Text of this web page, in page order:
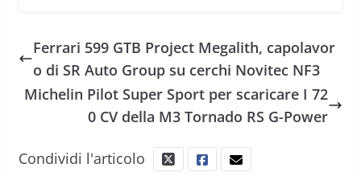
Ferrari 599 GTB Project Megalith, capolavor
o di SR Auto Group su cerchi Novitec NF3
Michelin Pilot Super Sport per scaricare I 72
0 CV della M3 Tornado RS G-Power
Condividi l'articolo